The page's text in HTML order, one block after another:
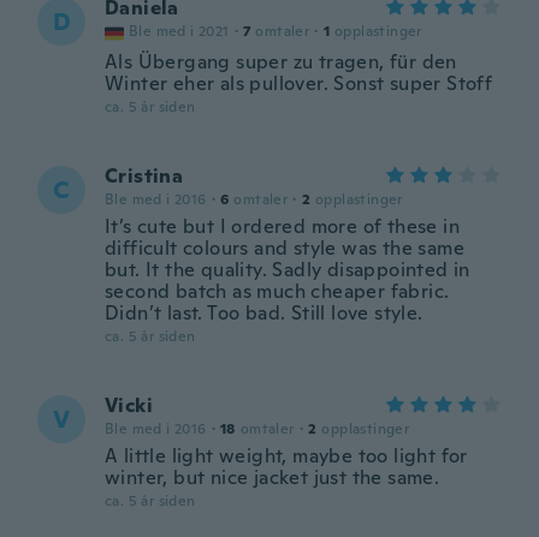
D Daniela
Ble med i 2021 · 7 omtaler · 1 opplastinger
Als Übergang super zu tragen, für den
Winter eher als pullover. Sonst super Stoff
ca. 5 år siden
C Cristina
Ble med i 2016 · 6 omtaler · 2 opplastinger
It’s cute but I ordered more of these in
difficult colours and style was the same
but. It the quality. Sadly disappointed in
second batch as much cheaper fabric.
Didn’t last. Too bad. Still love style.
ca. 5 år siden
V Vicki
Ble med i 2016 · 18 omtaler · 2 opplastinger
A little light weight, maybe too light for
winter, but nice jacket just the same.
ca. 5 år siden